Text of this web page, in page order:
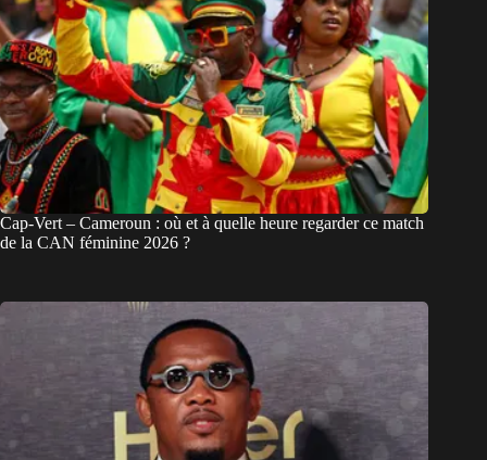
Cap-Vert – Cameroun : où et à quelle heure regarder ce match
de la CAN féminine 2026 ?